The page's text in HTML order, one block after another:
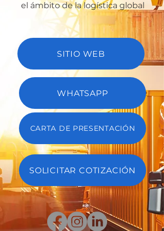
el ámbito de la logística global
SITIO WEB
WHATSAPP
CARTA DE PRESENTACIÓN
SOLICITAR COTIZACIÓN